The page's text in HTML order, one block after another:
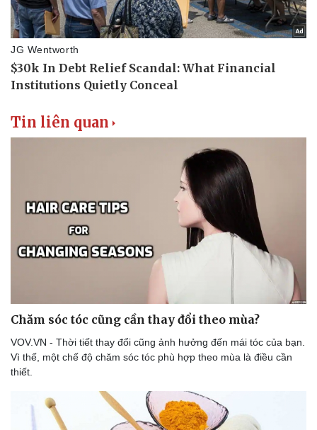
Văn hóa
Sân khấu - Điện ảnh
Văn học
Âm nhạc
Di sản
Giải trí
Nghệ sĩ
Sao Việt
Tin liên quan
Chăm sóc tóc cũng cần thay đổi theo mùa?
VOV.VN - Thời tiết thay đổi cũng ảnh hưởng đến mái tóc của bạn.
Vì thế, một chế độ chăm sóc tóc phù hợp theo mùa là điều cần
thiết.